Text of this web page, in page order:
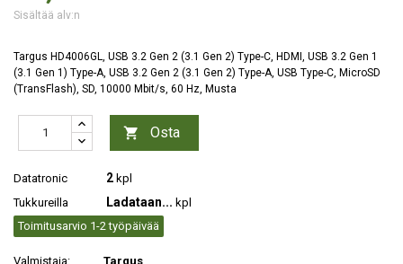
Sisältää alv:n
Targus HD4006GL, USB 3.2 Gen 2 (3.1 Gen 2) Type-C, HDMI, USB 3.2 Gen 1
(3.1 Gen 1) Type-A, USB 3.2 Gen 2 (3.1 Gen 2) Type-A, USB Type-C, MicroSD
(TransFlash), SD, 10000 Mbit/s, 60 Hz, Musta
 Osta
Datatronic 2 kpl
Tukkureilla
Ladataan... kpl
Toimitusarvio 1-2 työpäivää
Valmistaja:
Targus